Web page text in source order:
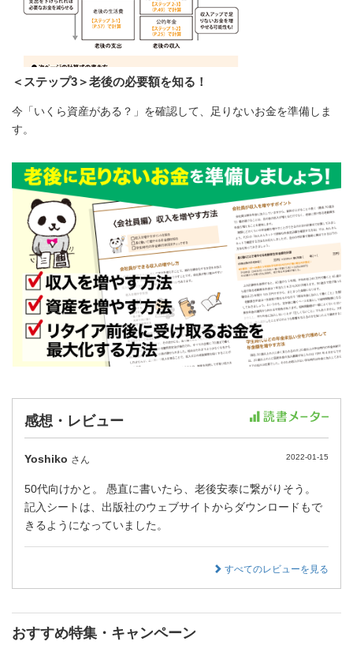
＜ステップ3＞老後の必要額を知る！
今「いくら資産がある？」を確認して、足りないお金を準備しま
す。
感想・レビュー
Yoshiko さん 2022-01-15
50代向けかと。 愚直に書いたら、老後安泰に繋がりそう。
記入シートは、出版社のウェブサイトからダウンロードもで
きるようになっていました。
すべてのレビューを見る
おすすめ特集・キャンペーン